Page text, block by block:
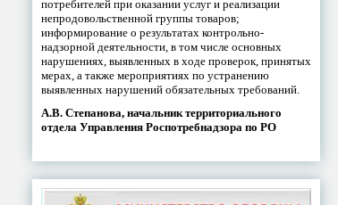
потребителей при оказании услуг и реализации
непродовольственной группы товаров;
информирование о результатах контрольно-
надзорной деятельности, в том числе основных
нарушениях, выявленных в ходе проверок, принятых
мерах, а также мероприятиях по устранению
выявленных нарушений обязательных требований.
А.В. Степанова, начальник территориального
отдела Управления Роспотребнадзора по РО